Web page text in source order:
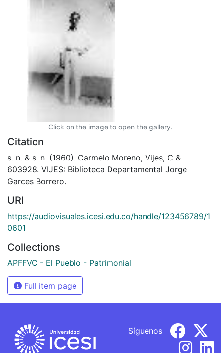
Click on the image to open the gallery.
Citation
s. n. & s. n. (1960). Carmelo Moreno, Vijes, C &
603928. VIJES: Biblioteca Departamental Jorge
Garces Borrero.
URI
https://audiovisuales.icesi.edu.co/handle/123456789/1
0601
Collections
APFFVC - El Pueblo - Patrimonial
Full item page
Síguenos